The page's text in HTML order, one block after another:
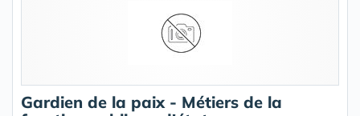
Gardien de la paix - Métiers de la